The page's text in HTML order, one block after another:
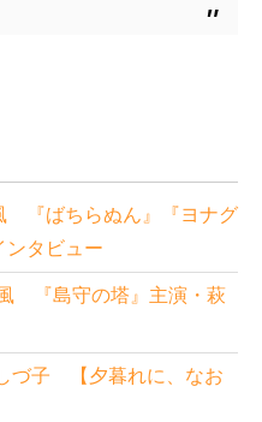
『ばちらぬん』『ヨナグ
タビュー
『島守の塔』主演・萩
づ子 【夕暮れに、なお